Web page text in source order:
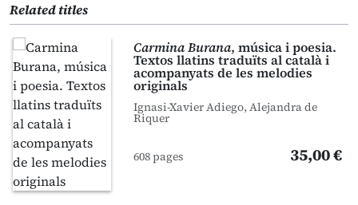
Related titles
Carmina Burana, música i poesia.
Textos llatins traduïts al català i
acompanyats de les melodies
originals
Ignasi-Xavier Adiego, Alejandra de
Riquer
608 pages 35,00 €